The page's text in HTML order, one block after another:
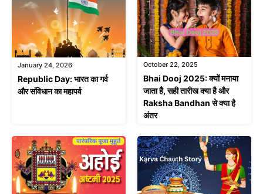
January 24, 2026
Republic Day: भारत का गर्व
और संविधान का महापर्व
October 22, 2025
Bhai Dooj 2025: क्यों मनाया
जाता है, सही तारीख क्या है और
Raksha Bandhan से क्या है
अंतर